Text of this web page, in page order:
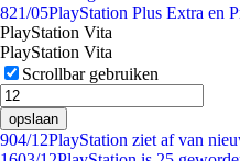
821/05PlayStation Plus Extra en
PlayStation Vita
PlayStation Vita
Scrollbar gebruiken
opslaan
904/12PlayStation ziet af van